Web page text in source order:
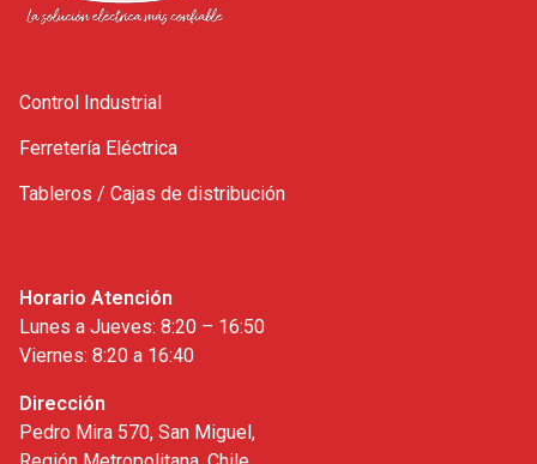
Control Industrial
Ferretería Eléctrica
Tableros / Cajas de distribución
Horario Atención
Lunes a Jueves: 8:20 – 16:50
Viernes: 8:20 a 16:40
Dirección
Pedro Mira 570, San Miguel,